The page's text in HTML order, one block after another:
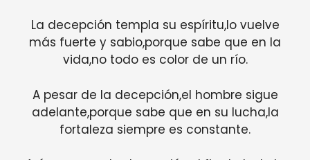
La decepción templa su espíritu,lo vuelve
más fuerte y sabio,porque sabe que en la
vida,no todo es color de un río.
A pesar de la decepción,el hombre sigue
adelante,porque sabe que en su lucha,la
fortaleza siempre es constante.